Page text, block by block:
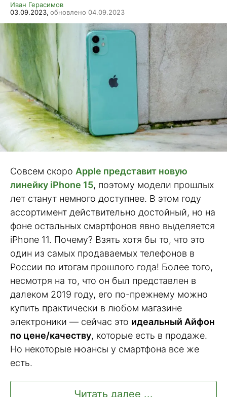
Иван Герасимов
03.09.2023, обновлено 04.09.2023
Совсем скоро Apple представит новую
линейку iPhone 15, поэтому модели прошлых
лет станут немного доступнее. В этом году
ассортимент действительно достойный, но на
фоне остальных смартфонов явно выделяется
iPhone 11. Почему? Взять хотя бы то, что это
один из самых продаваемых телефонов в
России по итогам прошлого года! Более того,
несмотря на то, что он был представлен в
далеком 2019 году, его по-прежнему можно
купить практически в любом магазине
электроники — сейчас это идеальный Айфон
по цене/качеству, которые есть в продаже.
Но некоторые нюансы у смартфона все же
есть.
Читать далее ...